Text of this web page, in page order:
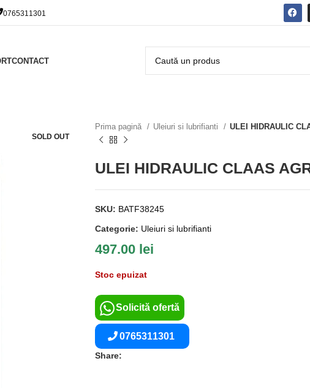
0765311301
CONTACT
SOLD OUT
Prima pagină Uleiuri si lubrifianti ULEI HIDRAULIC
ULEI HIDRAULIC CLAAS
SKU: BATF38245
Categorie: Uleiuri si lubrifianti
497.00 lei
Stoc epuizat
Solicită ofertă
0765311301
Share: